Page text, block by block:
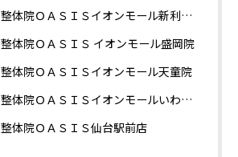
整体院ＯＡＳＩＳイオンモール新利府南館院
整体院ＯＡＳＩＳ イオンモール盛岡院
整体院ＯＡＳＩＳイオンモール天童院
整体院ＯＡＳＩＳイオンモールいわき小名浜院
整体院ＯＡＳＩＳ仙台駅前店